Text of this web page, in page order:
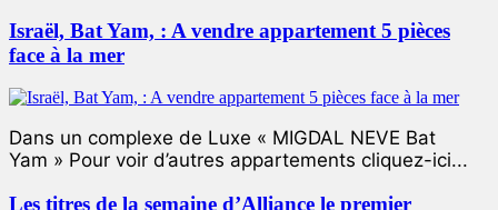
Israël, Bat Yam, : A vendre appartement 5 pièces
face à la mer
Dans un complexe de Luxe « MIGDAL NEVE Bat
Yam » Pour voir d’autres appartements cliquez-ici...
Les titres de la semaine d’Alliance le premier